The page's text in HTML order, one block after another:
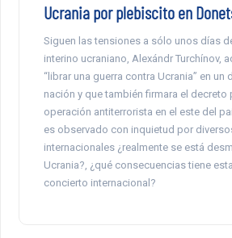
Ucrania por plebiscito en
Siguen las tensiones a sólo unos días
interino ucraniano, Alexándr Turchínov,
“librar una guerra contra Ucrania” en un
nación y que también firmara el decreto
operación antiterrorista en el este del
es observado con inquietud por
internacionales ¿realmente se está
Ucrania?, ¿qué consecuencias tiene
concierto internacional?